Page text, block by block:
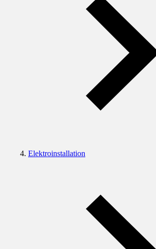
Elektroinstallation